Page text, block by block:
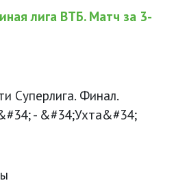
лига ВТБ. Матч за 3-
Суперлига. Финал.
- &#34;Ухта&#34;